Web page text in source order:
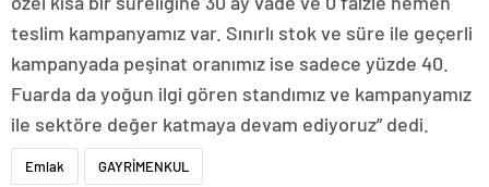
teslim kampanyamız var. Sınırlı stok ve süre ile geçerli
kampanyada peşinat oranımız ise sadece yüzde 40.
Fuarda da yoğun ilgi gören standımız ve kampanyamız
ile sektöre değer katmaya devam ediyoruz” dedi.
Emlak GAYRİMENKUL